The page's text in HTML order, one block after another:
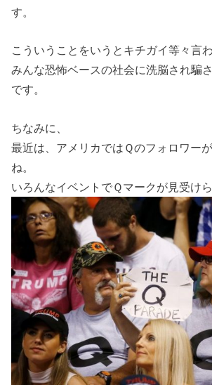
す。
こういうことをいうとキチガイ等々言
みんな恐怖ベースの社会に洗脳され騙
です。
ちなみに、
最近は、アメリカではＱのフォロワー
ね。
いろんなイベントでＱマークが見受けら